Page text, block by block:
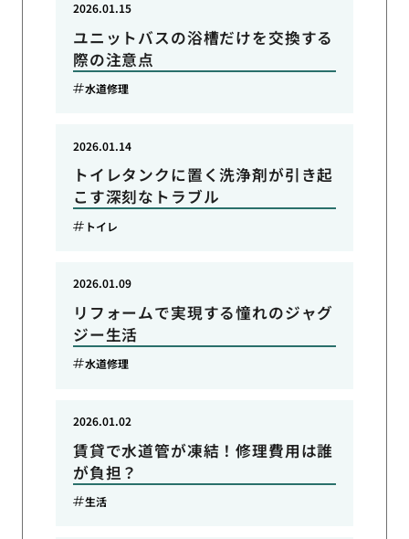
ユニットバスの浴槽だけを交換する
際の注意点
2026.01.15
水道修理
トイレタンクに置く洗浄剤が引き起
こす深刻なトラブル
2026.01.14
トイレ
リフォームで実現する憧れのジャグ
ジー生活
2026.01.09
水道修理
賃貸で水道管が凍結！修理費用は誰
が負担？
2026.01.02
生活